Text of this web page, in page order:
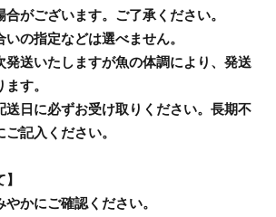
がございます。ご了承ください。
の指定などは選べません。
送いたしますが魚の体調により、発送
す。
日に必ずお受け取りください。長期不
記入ください。
かにご確認ください。